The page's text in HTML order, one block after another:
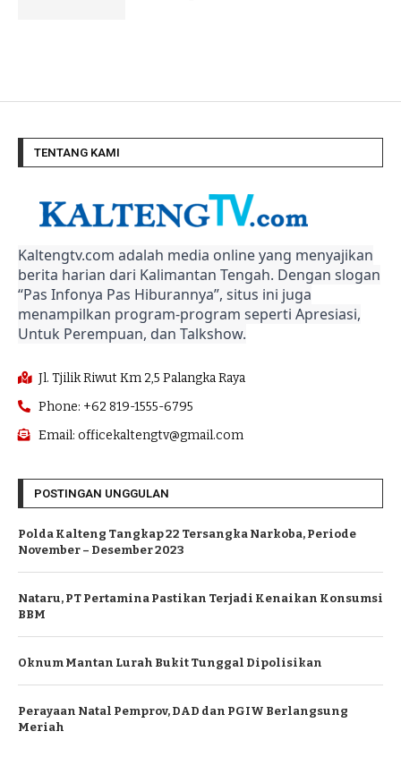
TENTANG KAMI
Kaltengtv.com adalah media online yang menyajikan
berita harian dari Kalimantan Tengah. Dengan slogan
“Pas Infonya Pas Hiburannya”, situs ini juga
menampilkan program-program seperti Apresiasi,
Untuk Perempuan, dan Talkshow.
Jl. Tjilik Riwut Km 2,5 Palangka Raya
Phone: +62 819-1555-6795
Email: officekaltengtv@gmail.com
POSTINGAN UNGGULAN
Polda Kalteng Tangkap 22 Tersangka Narkoba, Periode
November – Desember 2023
Nataru, PT Pertamina Pastikan Terjadi Kenaikan Konsumsi
BBM
Oknum Mantan Lurah Bukit Tunggal Dipolisikan
Perayaan Natal Pemprov, DAD dan PGIW Berlangsung
Meriah